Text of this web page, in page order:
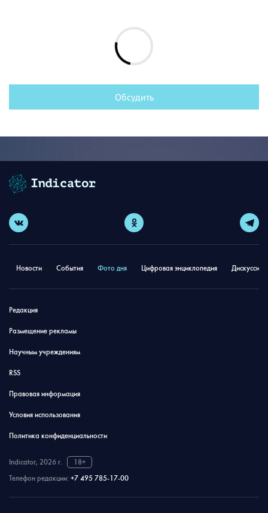
Обсудить
Новости События Фото дня Цифровая энциклопедия
Редакция
Размещение рекламы
Научным учреждениям
RSS
Правовая информация
Условия использования
Политика конфиденциальности
Indicator, 2026 г.
18+
Телефон редакции: +7 495 785-17-00